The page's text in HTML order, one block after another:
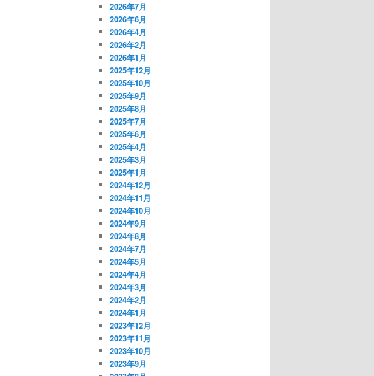
2026年7月
2026年6月
2026年4月
2026年2月
2026年1月
2025年12月
2025年10月
2025年9月
2025年8月
2025年7月
2025年6月
2025年4月
2025年3月
2025年1月
2024年12月
2024年11月
2024年10月
2024年9月
2024年8月
2024年7月
2024年5月
2024年4月
2024年3月
2024年2月
2024年1月
2023年12月
2023年11月
2023年10月
2023年9月